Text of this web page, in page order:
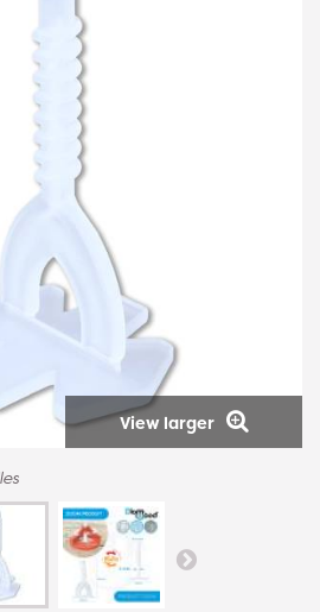
View larger